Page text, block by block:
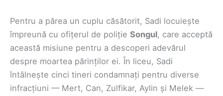
Pentru a părea un cuplu căsătorit, Sadi locuiește
împreună cu ofițerul de poliție Songul, care acceptă
această misiune pentru a descoperi adevărul
despre moartea părinților ei. În liceu, Sadi
întâlnește cinci tineri condamnați pentru diverse
infracțiuni — Mert, Can, Zulfikar, Aylin și Melek —